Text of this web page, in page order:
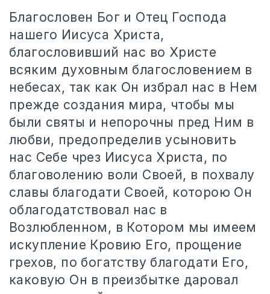
Благословен Бог и Отец Господа
нашего Иисуса Христа,
благословивший нас во Христе
всяким духовным благословением в
небесах, так как Он избрал нас в Нем
прежде создания мира, чтобы мы
были святы и непорочны пред Ним в
любви, предопределив усыновить
нас Себе чрез Иисуса Христа, по
благоволению воли Своей, в похвалу
славы благодати Своей, которою Он
облагодатствовал нас в
Возлюбленном, в Котором мы имеем
искупление Кровию Его, прощение
грехов, по богатству благодати Его,
каковую Он в преизбытке даровал